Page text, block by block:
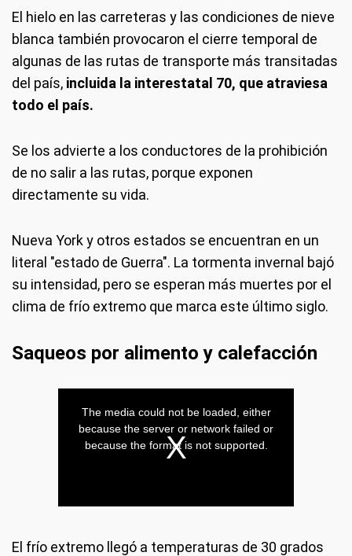
El hielo en las carreteras y las condiciones de nieve
blanca también provocaron el cierre temporal de
algunas de las rutas de transporte más transitadas
del país, incluida la interestatal 70, que atraviesa
todo el país.
Se los advierte a los conductores de la prohibición
de no salir a las rutas, porque exponen
directamente su vida.
Nueva York y otros estados se encuentran en un
literal "estado de Guerra". La tormenta invernal bajó
su intensidad, pero se esperan más muertes por el
clima de frío extremo que marca este último siglo.
Saqueos por alimento y calefacción
El frío extremo llegó a temperaturas de 30 grados